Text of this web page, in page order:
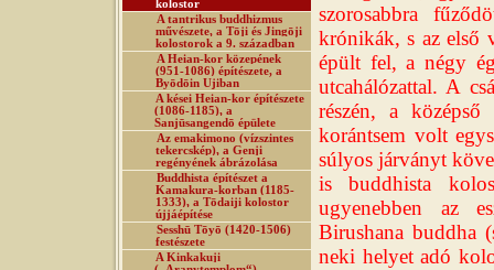
kolostor
A tantrikus buddhizmus
művészete, a Tōji és Jingōji
kolostorok a 9. században
A Heian-kor közepének
(951-1086) építészete, a
Byōdōin Ujiban
A kései Heian-kor építészete
(1086-1185), a
Sanjūsangendō épülete
Az emakimono (vízszintes
tekercskép), a Genji
regényének ábrázolása
Buddhista építészet a
Kamakura-korban (1185-
1333), a Tōdaiji kolostor
újjáépítése
Sesshū Tōyō (1420-1506)
festészete
A Kinkakuji
szorosabbra
krónikák, s az első
épült fel, a négy
utcahálózattal. A
részén, a
korántsem volt
súlyos járványt
is buddhista
ugyenebben az
Birushana buddha
neki helyet adó